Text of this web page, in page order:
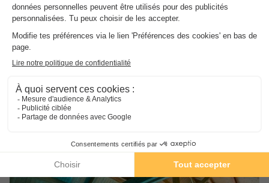
Les Balcons de Juliette - Terrésens
Rhône-alpes,Notre Dame De Bellecombe (21,2 km de Giez)
Carte
Charme d'un village authentique
Voir les autres disponibilités